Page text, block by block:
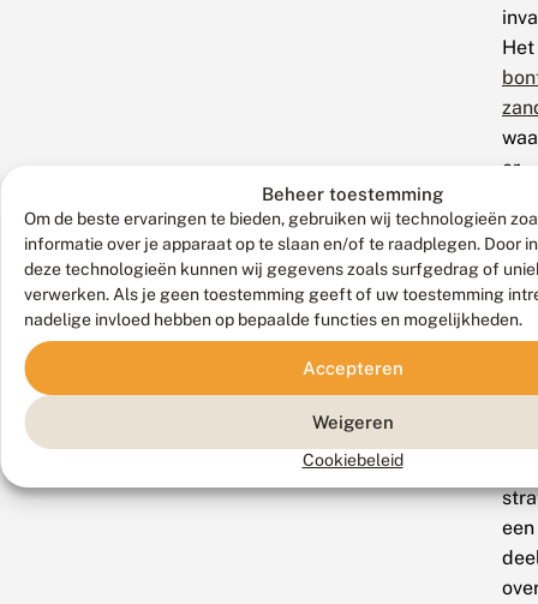
Beheer toestemming
Om de beste ervaringen te bieden, gebruiken wij technologieën
informatie over je apparaat op te slaan en/of te raadplegen. Door
deze technologieën kunnen wij gegevens zoals surfgedrag of
verwerken. Als je geen toestemming geeft of uw toestemming
nadelige invloed hebben op bepaalde functies en mogelijkheden.
Accepteren
Weigeren
Cookiebeleid
Het
er
nog
zijn
op
een